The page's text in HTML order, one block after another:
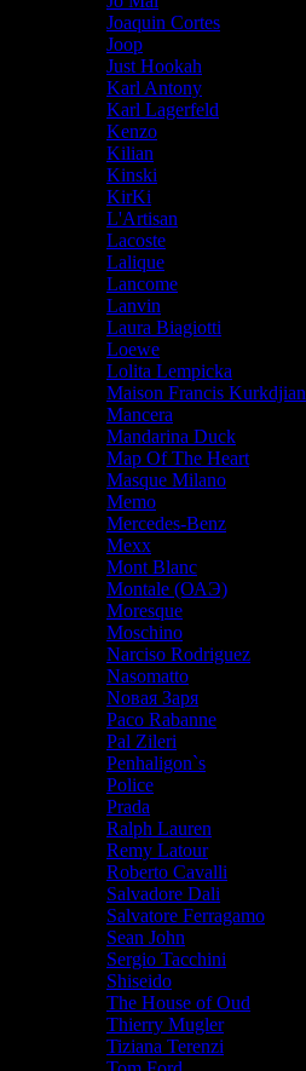
Joaquin Cortes
Joop
Just Hookah
Karl Antony
Karl Lagerfeld
Kenzo
Kilian
Kinski
KirKi
L'Artisan
Lacoste
Lalique
Lancome
Lanvin
Laura Biagiotti
Loewe
Lolita Lempicka
Maison Francis Kurkdjian
Mancera
Mandarina Duck
Map Of The Heart
Masque Milano
Memo
Mercedes-Benz
Mexx
Mont Blanc
Montale (ОАЭ)
Moresque
Moschino
Narciso Rodriguez
Nasomatto
Nовая Заря
Paco Rabanne
Pal Zileri
Penhaligon`s
Police
Prada
Ralph Lauren
Remy Latour
Roberto Cavalli
Salvadore Dali
Salvatore Ferragamo
Sean John
Sergio Tacchini
Shiseido
The House of Oud
Thierry Mugler
Tiziana Terenzi